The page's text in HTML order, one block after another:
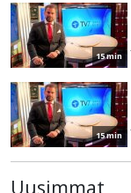
15 min
15 min
Uusimmat